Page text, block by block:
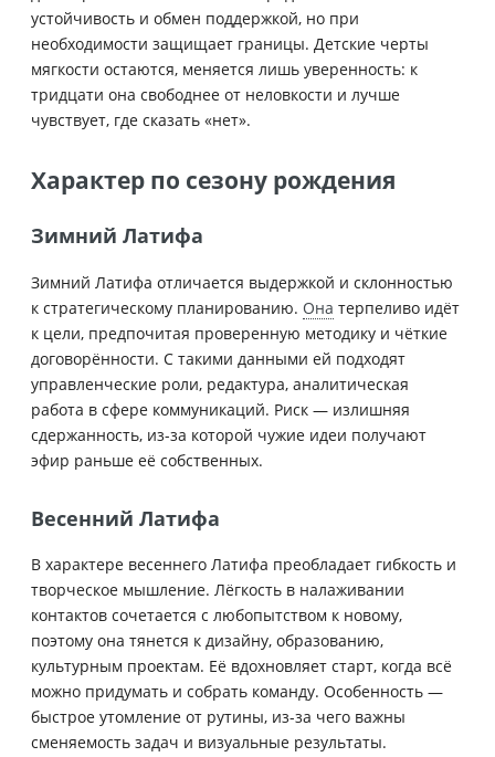
устойчивость и обмен поддержкой, но при
необходимости защищает границы. Детские черты
мягкости остаются, меняется лишь уверенность: к
тридцати она свободнее от неловкости и лучше
чувствует, где сказать «нет».
Характер по сезону рождения
Зимний Латифа
Зимний Латифа отличается выдержкой и склонностью
к стратегическому планированию. Она терпеливо идёт
к цели, предпочитая проверенную методику и чёткие
договорённости. С такими данными ей подходят
управленческие роли, редактура, аналитическая
работа в сфере коммуникаций. Риск — излишняя
сдержанность, из-за которой чужие идеи получают
эфир раньше её собственных.
Весенний Латифа
В характере весеннего Латифа преобладает гибкость и
творческое мышление. Лёгкость в налаживании
контактов сочетается с любопытством к новому,
поэтому она тянется к дизайну, образованию,
культурным проектам. Её вдохновляет старт, когда всё
можно придумать и собрать команду. Особенность —
быстрое утомление от рутины, из-за чего важны
сменяемость задач и визуальные результаты.